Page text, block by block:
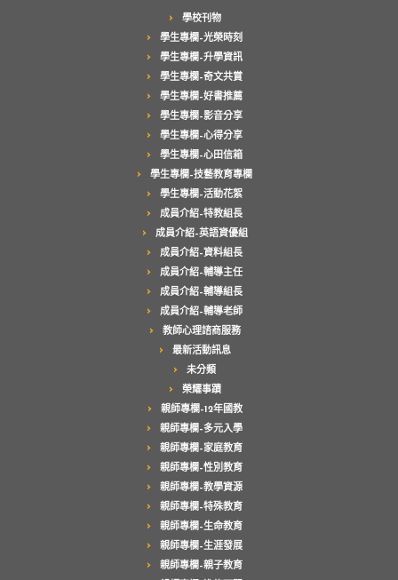
學校刊物
學生專欄–光榮時刻
學生專欄–升學資訊
學生專欄–奇文共賞
學生專欄–好書推薦
學生專欄–影音分享
學生專欄–心得分享
學生專欄–心田信箱
學生專欄–技藝教育專欄
學生專欄–活動花絮
成員介紹–特教組長
成員介紹–英語資優組
成員介紹–資料組長
成員介紹–輔導主任
成員介紹–輔導組長
成員介紹–輔導老師
教師心理諮商服務
最新活動訊息
未分類
榮耀事蹟
親師專欄–12年國教
親師專欄–多元入學
親師專欄–家庭教育
親師專欄–性別教育
親師專欄–教學資源
親師專欄–特殊教育
親師專欄–生命教育
親師專欄–生涯發展
親師專欄–親子教育